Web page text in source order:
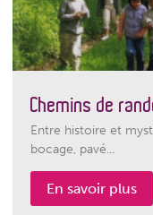
Chemins de
Entre histoire et
bocage, pavé...
En savoir plus